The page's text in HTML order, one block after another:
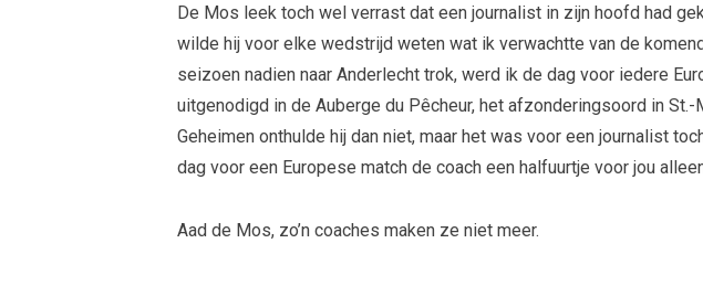
De Mos leek toch wel verrast dat een journalist in zijn hoofd had
wilde hij voor elke wedstrijd weten wat ik verwachtte van de
seizoen nadien naar Anderlecht trok, werd ik de dag voor iedere
uitgenodigd in de Auberge du Pêcheur, het afzonderingsoord in St.-
Geheimen onthulde hij dan niet, maar het was voor een journalist
dag voor een Europese match de coach een halfuurtje voor jou
Aad de Mos, zo’n coaches maken ze niet meer.